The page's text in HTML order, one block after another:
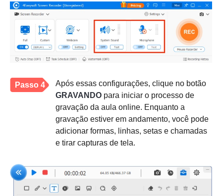
Passo 4
Após essas configurações, clique no botão
GRAVANDO para iniciar o processo de
gravação da aula online. Enquanto a
gravação estiver em andamento, você pode
adicionar formas, linhas, setas e chamadas
e tirar capturas de tela.